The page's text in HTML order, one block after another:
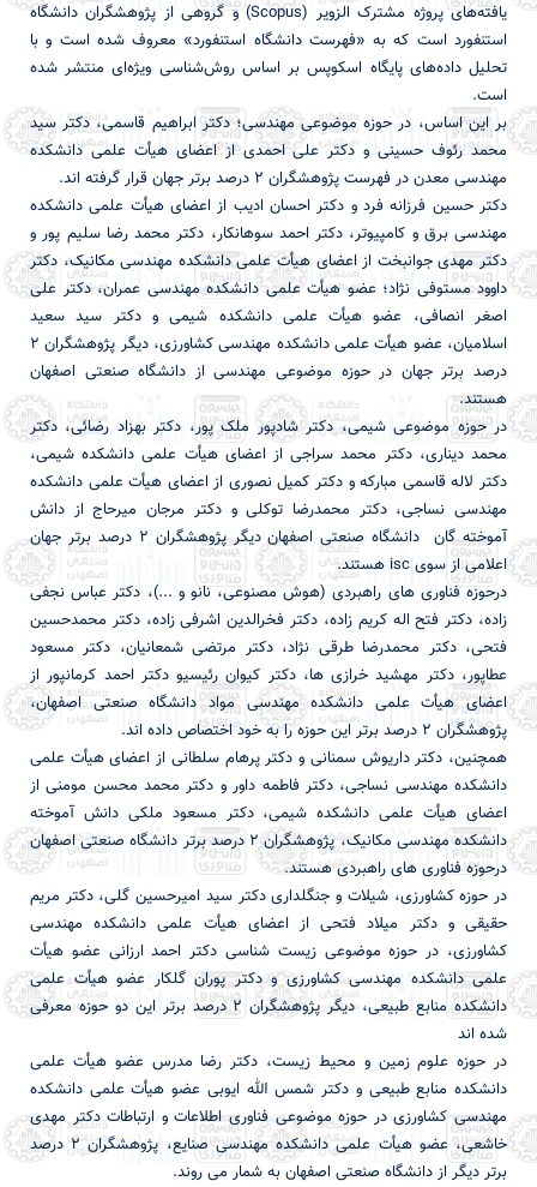
یافته‌های پروژه مشترک الزویر (Scopus) و گروهی از پژوهشگران دانشگاه
استنفورد است که به «فهرست دانشگاه استنفورد» معروف شده است و با
تحلیل داده‌های پایگاه اسکوپس بر اساس روش‌شناسی ویژه‌ای منتشر شده
است.
بر این اساس، در حوزه موضوعی مهندسی؛ دکتر ابراهیم قاسمی، دکتر سید
محمد رئوف حسینی و دکتر علی احمدی از اعضای هیأت علمی دانشکده
مهندسی معدن در فهرست پژوهشگران 2 درصد برتر جهان قرار گرفته اند.
دکتر حسین فرزانه فرد و دکتر احسان ادیب از اعضای هیأت علمی دانشکده
مهندسی برق و کامپیوتر، دکتر احمد سوهانکار، دکتر محمد رضا سلیم پور و
دکتر مهدی جوانبخت از اعضای هیأت علمی دانشکده مهندسی مکانیک، دکتر
داوود مستوفی نژاد؛ عضو هیأت علمی دانشکده مهندسی عمران، دکتر علی
اصغر انصافی، عضو هیأت علمی دانشکده شیمی و دکتر سید سعید
اسلامیان، عضو هیأت علمی دانشکده مهندسی کشاورزی، دیگر پژوهشگران 2
درصد برتر جهان در حوزه موضوعی مهندسی از دانشگاه صنعتی اصفهان
هستند.
در حوزه موضوعی شیمی، دکتر شادپور ملک پور، دکتر بهزاد رضائی، دکتر
محمد دیناری، دکتر محمد سراجی از اعضای هیأت علمی دانشکده شیمی،
دکتر لاله قاسمی مبارکه و دکتر کمیل نصوری از اعضای هیأت علمی دانشکده
مهندسی نساجی، دکتر محمدرضا توکلی و دکتر مرجان ميرحاج از دانش
آموخته گان دانشگاه صنعتی اصفهان دیگر پژوهشگران 2 درصد برتر جهان
اعلامی از سوی isc هستند.
درحوزه فناوری های راهبردی (هوش مصنوعی، نانو و ...)، دکتر عباس نجفی
زاده، دکتر فتح اله کریم زاده، دکتر فخرالدین اشرفی زاده، دکتر محمدحسین
فتحی، دکتر محمدرضا طرقی نژاد، دکتر مرتضی شمعانیان، دکتر مسعود
عطاپور، دکتر مهشید خرازی ها، دکتر کیوان رئیسیو دكتر احمد كرمانپور از
اعضای هیأت علمی دانشکده مهندسی مواد دانشگاه صنعتی اصفهان،
پژوهشگران 2 درصد برتر این حوزه را به خود اختصاص داده اند.
همچنین، دکتر داریوش سمنانی و دکتر پرهام سلطانی از اعضای هیأت علمی
دانشکده مهندسی نساجی، دکتر فاطمه داور و دکتر محمد محسن مومنی از
اعضای هیأت علمی دانشکده شیمی، دکتر مسعود ملکی دانش آموخته
دانشکده مهندسی مکانیک، پژوهشگران 2 درصد برتر دانشگاه صنعتی اصفهان
درحوزه فناوری های راهبردی هستند.
در حوزه کشاورزی، شیلات و جنگلداری دکتر سید امیرحسین گلی، دکتر مریم
حقیقی و دکتر میلاد فتحی از اعضای هیأت علمی دانشکده مهندسی
کشاورزی، در حوزه موضوعی زیست شناسی دکتر احمد ارزانی عضو هیأت
علمی دانشکده مهندسی کشاورزی و دکتر پوران گلکار عضو هیأت علمی
دانشکده منابع طبیعی، دیگر پژوهشگران 2 درصد برتر این دو حوزه معرفی
شده اند
در حوزه علوم زمین و محیط زیست، دکتر رضا مدرس عضو هیأت علمی
دانشکده منابع طبیعی و دکتر شمس الله ایوبی عضو هیأت علمی دانشکده
مهندسی کشاورزی در حوزه موضوعی فناوری اطلاعات و ارتباطات دکتر مهدی
خاشعی، عضو هیأت علمی دانشکده مهندسی صنایع، پژوهشگران 2 درصد
برتر دیگر از دانشگاه صنعتی اصفهان به شمار می روند.